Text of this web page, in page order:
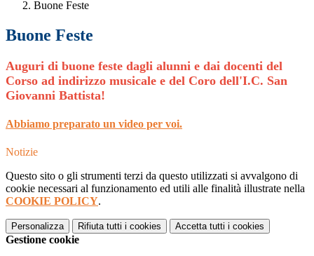
Buone Feste
Buone Feste
Auguri di buone feste dagli alunni e dai docenti del
Corso ad indirizzo musicale e del Coro dell'I.C. San
Giovanni Battista!
Abbiamo preparato un video per voi.
Notizie
Questo sito o gli strumenti terzi da questo utilizzati si avvalgono di
cookie necessari al funzionamento ed utili alle finalità illustrate nella
COOKIE POLICY.
Personalizza Rifiuta tutti i cookies Accetta tutti i cookies
Gestione cookie